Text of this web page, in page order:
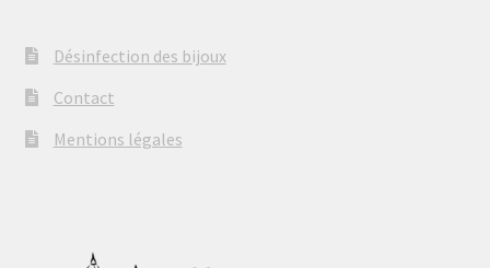
Désinfection des bijoux
Contact
Mentions légales